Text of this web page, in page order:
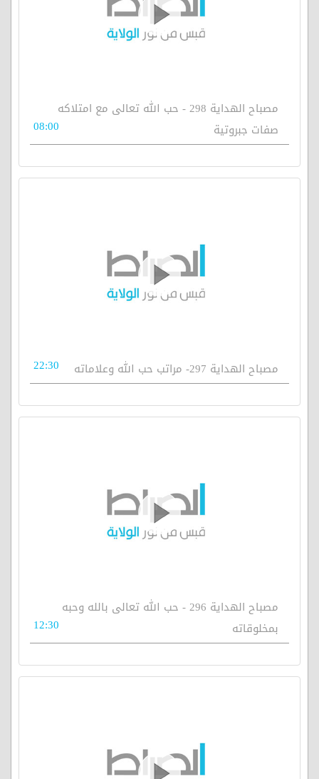
مصباح الهداية 298 - حب الله تعالى مع امتلاكه
صفات جبروتية
08:00
مصباح الهداية 297- مراتب حب الله وعلاماته 22:30
مصباح الهداية 296 - حب الله تعالى بالله وحبه
بمخلوقاته
12:30